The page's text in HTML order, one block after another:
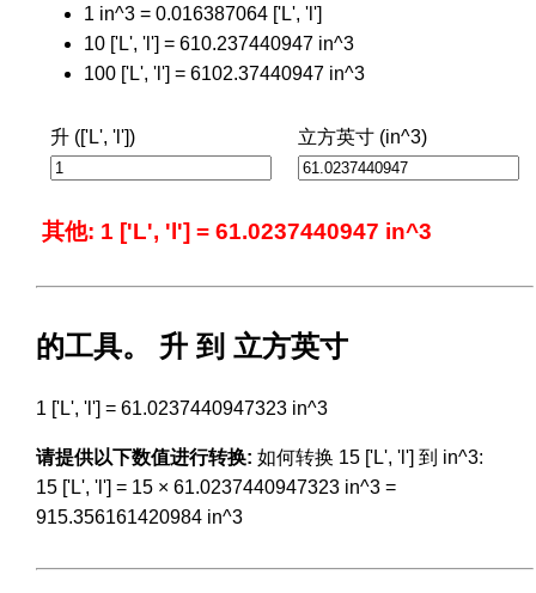
1 in^3 = 0.016387064 ['L', 'l']
10 ['L', 'l'] = 610.237440947 in^3
100 ['L', 'l'] = 6102.37440947 in^3
升 (['L', 'l']) 立方英寸 (in^3)
其他: 1 ['L', 'l'] = 61.0237440947 in^3
的工具。 升 到 立方英寸
1 ['L', 'l'] = 61.0237440947323 in^3
请提供以下数值进行转换: 如何转换 15 ['L', 'l'] 到 in^3:
15 ['L', 'l'] = 15 × 61.0237440947323 in^3 =
915.356161420984 in^3